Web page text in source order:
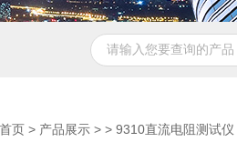
首页 > 产品展示 > > 9310直流电阻测试仪